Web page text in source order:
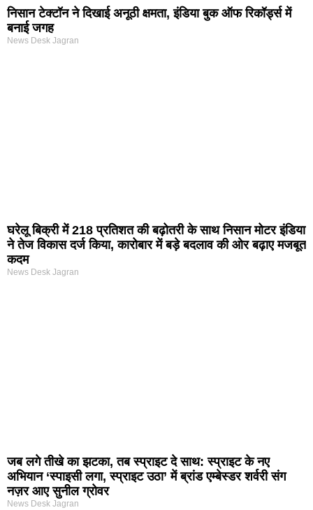
निसान टेक्टॉन ने दिखाई अनूठी क्षमता, इंडिया बुक ऑफ रिकॉर्ड्स में
बनाई जगह
News Desk Jagran
घरेलू बिक्री में 218 प्रतिशत की बढ़ोतरी के साथ निसान मोटर इंडिया
ने तेज विकास दर्ज किया, कारोबार में बड़े बदलाव की ओर बढ़ाए मजबूत
कदम
News Desk Jagran
जब लगे तीखे का झटका, तब स्प्राइट दे साथ: स्प्राइट के नए
अभियान ‘स्पाइसी लगा, स्प्राइट उठा’ में ब्रांड एम्बेस्डर शर्वरी संग
नज़र आए सुनील ग्रोवर
News Desk Jagran